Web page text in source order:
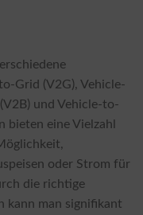
Grid (V2G), Vehicle-
und Vehicle-to-
bieten eine Vielzahl
oder Strom für
die richtige
kann man signifikant